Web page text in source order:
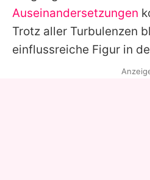
Auseinandersetzungen
Trotz aller Turbulenzen
einflussreiche Figur in